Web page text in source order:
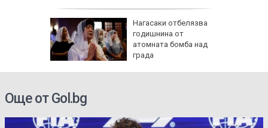
Нагасаки отбелязва
годишнина от
атомната бомба над
града
Още от Gol.bg